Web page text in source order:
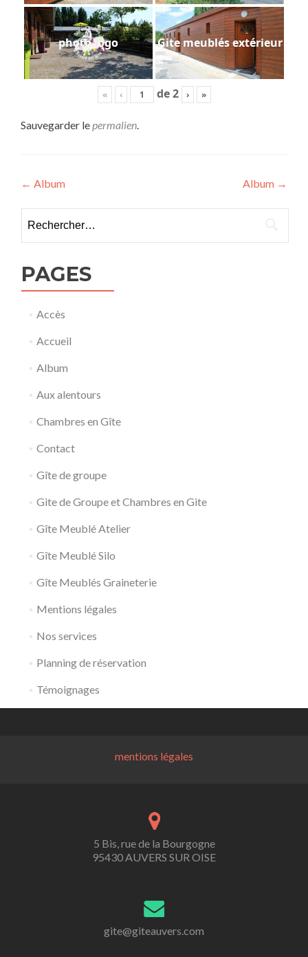
photo logo Gite meublés extérieur
« ‹ de2 › »
Sauvegarder le permalien
Navigation
de
l’article
← Album Album →
PAGES
Accès
Accueil
Album
Aux alentours
Chambres en Gîte
Contact
Gîte de groupe
Gite de Groupe et Chambres en Gite
Gîte Meublé Atelier
Gîte Meublé Silo
Gîte Meublés Graineterie
Mentions légales
Nos services
Planning de réservation
Témoignages
mentions légales
5 Bis, rue de la Bourgogne
95430 AUVERS SUR OISE
gite@giteauvers.com